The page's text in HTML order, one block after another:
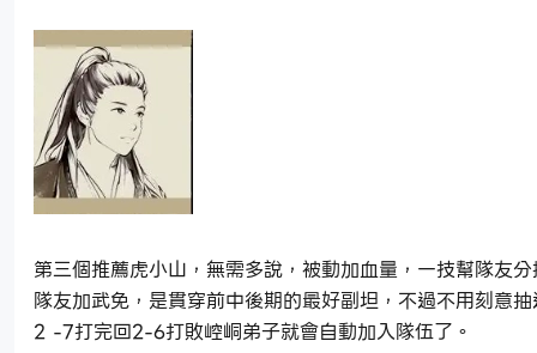
第三個推薦虎小山，無需多說，被動加血量，一技幫隊友
隊友加武免，是貫穿前中後期的最好副坦，不過不用刻意
2 -7打完回2-6打敗崆峒弟子就會自動加入隊伍了。